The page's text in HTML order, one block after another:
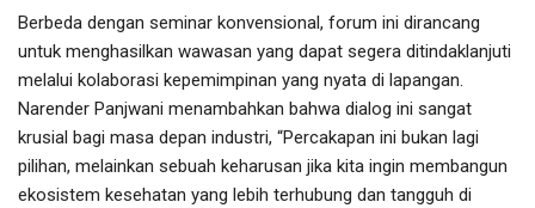
Berbeda dengan seminar konvensional, forum ini dirancang
untuk menghasilkan wawasan yang dapat segera ditindaklanjuti
melalui kolaborasi kepemimpinan yang nyata di lapangan.
Narender Panjwani menambahkan bahwa dialog ini sangat
krusial bagi masa depan industri, “Percakapan ini bukan lagi
pilihan, melainkan sebuah keharusan jika kita ingin membangun
ekosistem kesehatan yang lebih terhubung dan tangguh di